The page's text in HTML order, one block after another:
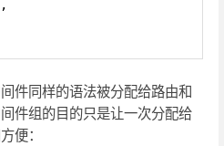
件同样的语法被分配给路由和
件组的目的只是让一次分配给
便：